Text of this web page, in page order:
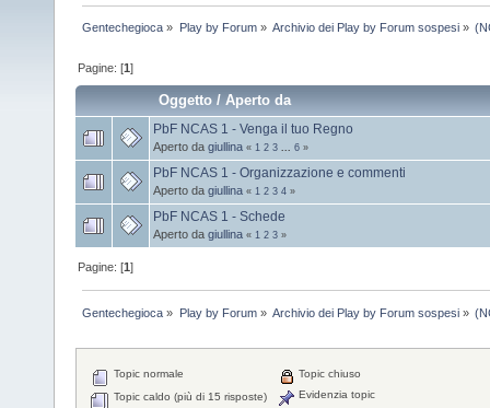
Gentechegioca » Play by Forum» Archivio dei Play by Forum sospesi»
Pagine: [1]
Oggetto /Aperto da
PbF NCAS 1 - Venga il tuo Regno
Aperto da giullina « 1 2 3 6 »
PbF NCAS 1 - Organizzazione e commenti
Aperto da giullina « 1 2 3 4 »
PbF NCAS 1 - Schede
Aperto da giullina « 1 2 3 »
Pagine: [1]
Gentechegioca » Play by Forum» Archivio dei Play by Forum sospesi»
Topic normale
Topic caldo (più di 15 risposte)
Topic chiuso
Evidenzia topic